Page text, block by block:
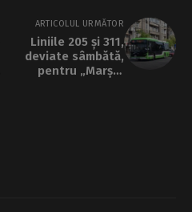
ARTICOLUL URMĂTOR
Liniile 205 și 311,
deviate sâmbătă,
pentru „Marșul